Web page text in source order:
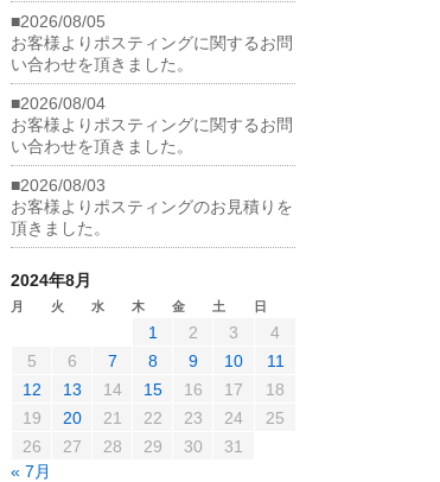
■2026/08/05
お客様よりポスティングに関するお問
い合わせを頂きました。
■2026/08/04
お客様よりポスティングに関するお問
い合わせを頂きました。
■2026/08/03
お客様よりポスティングのお見積りを
頂きました。
2024年8月
月 火 水 木 金 土 日
« 7月
1 2 3
4
5
6 7 8 9 10
11
12
13 14 15 16 17
18
19
20 21 22 23 24
25
26
27 28 29 30 31